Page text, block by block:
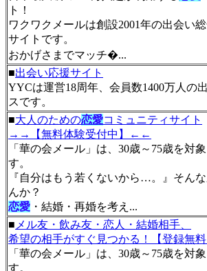
ト！
ワクワクメールは創設2001年の出会い
サイトです。
おかげさまでマッチ�...
■出会い応援サイト
YYCは運営18周年、会員数1400万人の
スです。
■大人のための恋愛コミュニティサイト
→→【無料体験受付中】←←
「華の会メール」は、30歳～75歳を対
す。
『自分はもう若くないから…。』そん
んか？
恋愛 ・結婚・再婚を考え...
■ メル友・飲み友・恋人・結婚相手、
希望の相手がすぐ見つかる！【登録無料
「華の会メール」は、30歳～75歳を対
す。